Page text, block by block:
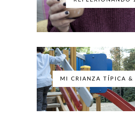
MI CRIANZA TÍPICA &